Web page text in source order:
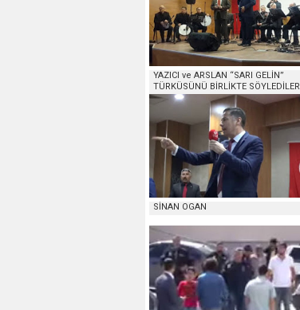
YAZICI ve ARSLAN “SARI GELİN”
TÜRKÜSÜNÜ BİRLİKTE SÖYLEDİLER
SİNAN OGAN